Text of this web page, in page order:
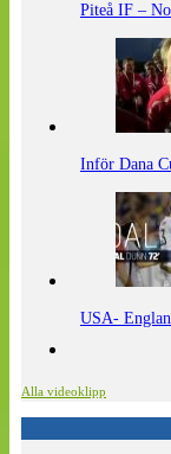
Piteå IF –
Inför Dana
USA-
Alla videoklipp